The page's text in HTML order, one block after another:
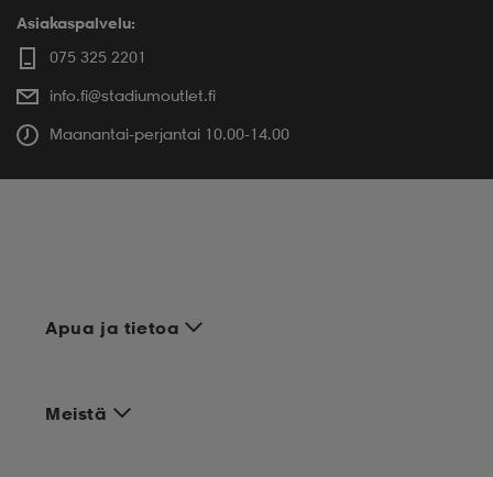
Asiakaspalvelu:
075 325 2201
info.fi@stadiumoutlet.fi
Maanantai-perjantai 10.00-14.00
Apua ja tietoa
Meistä